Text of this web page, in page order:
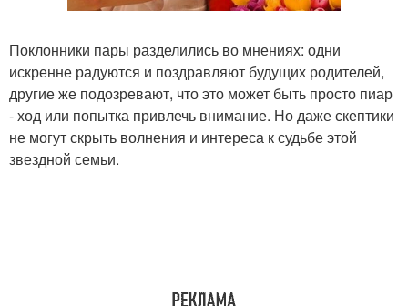
Поклонники пары разделились во мнениях: одни
искренне радуются и поздравляют будущих родителей,
другие же подозревают, что это может быть просто пиар
- ход или попытка привлечь внимание. Но даже скептики
не могут скрыть волнения и интереса к судьбе этой
звездной семьи.